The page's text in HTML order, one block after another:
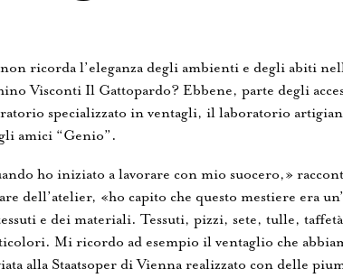
ricorda l’eleganza degli ambienti e degli abiti
Visconti Il Gattopardo? Ebbene, parte degli
specializzato in ventagli, il laboratorio
amici “Genio”.
ho iniziato a lavorare con mio suocero,»
dell’atelier, «ho capito che questo mestiere era
e dei materiali. Tessuti, pizzi, sete, tulle,
Mi ricordo ad esempio il ventaglio che
alla Staatsoper di Vienna realizzato con delle